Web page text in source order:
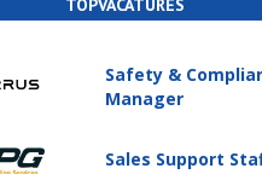
TOPVACATURES
Safety &
Manager
Sales Support